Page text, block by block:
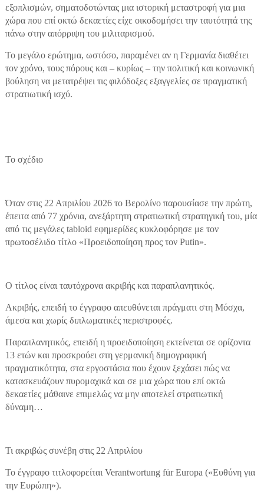
εξοπλισμών, σηματοδοτώντας μια ιστορική μεταστροφή για μια
χώρα που επί οκτώ δεκαετίες είχε οικοδομήσει την ταυτότητά της
πάνω στην απόρριψη του μιλιταρισμού.
Το μεγάλο ερώτημα, ωστόσο, παραμένει αν η Γερμανία διαθέτει
τον χρόνο, τους πόρους και – κυρίως – την πολιτική και κοινωνική
βούληση να μετατρέψει τις φιλόδοξες εξαγγελίες σε πραγματική
στρατιωτική ισχύ.
Το σχέδιο
Όταν στις 22 Απριλίου 2026 το Βερολίνο παρουσίασε την πρώτη,
έπειτα από 77 χρόνια, ανεξάρτητη στρατιωτική στρατηγική του, μία
από τις μεγάλες tabloid εφημερίδες κυκλοφόρησε με τον
πρωτοσέλιδο τίτλο «Προειδοποίηση προς τον Putin».
Ο τίτλος είναι ταυτόχρονα ακριβής και παραπλανητικός.
Ακριβής, επειδή το έγγραφο απευθύνεται πράγματι στη Μόσχα,
άμεσα και χωρίς διπλωματικές περιστροφές.
Παραπλανητικός, επειδή η προειδοποίηση εκτείνεται σε ορίζοντα
13 ετών και προσκρούει στη γερμανική δημογραφική
πραγματικότητα, στα εργοστάσια που έχουν ξεχάσει πώς να
κατασκευάζουν πυρομαχικά και σε μια χώρα που επί οκτώ
δεκαετίες μάθαινε επιμελώς να μην αποτελεί στρατιωτική
δύναμη…
Τι ακριβώς συνέβη στις 22 Απριλίου
Το έγγραφο τιτλοφορείται Verantwortung für Europa («Ευθύνη για
την Ευρώπη»).